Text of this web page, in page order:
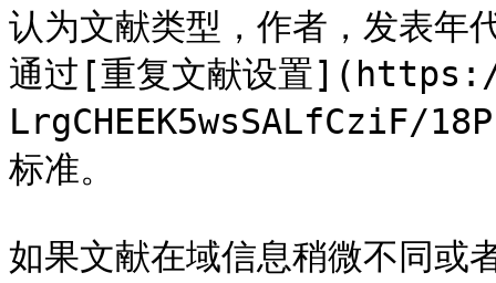
认为文献类型，作者，发表年
通过[重复文献设置
LrgCHEEK5wsSALfCziF/
标准。
如果文献在域信息稍微不同